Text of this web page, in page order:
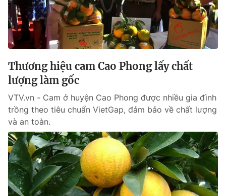
Thương hiệu cam Cao Phong lấy chất
lượng làm gốc
VTV.vn - Cam ở huyện Cao Phong được nhiều gia đình
trồng theo tiêu chuẩn VietGap, đảm bảo về chất lượng
và an toàn.